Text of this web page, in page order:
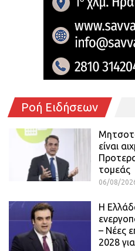
Ροή Ειδήσεων
είναι
τομεάς
06/08/
Η
– Νέες
2028